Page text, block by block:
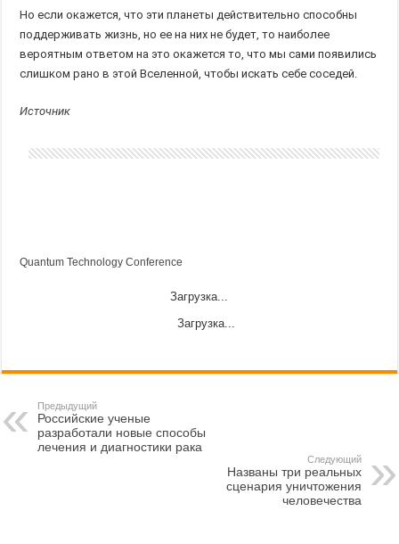
Но если окажется, что эти планеты действительно способны
поддерживать жизнь, но ее на них не будет, то наиболее
вероятным ответом на это окажется то, что мы сами появились
слишком рано в этой Вселенной, чтобы искать себе соседей.
Источник
Quantum Technology Conference
Загрузка...
Загрузка...
Предыдущий
Российские ученые
разработали новые способы
лечения и диагностики рака
Следующий
Названы три реальных
сценария уничтожения
человечества